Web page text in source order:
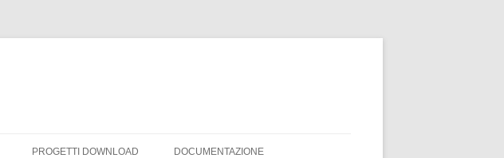
PROGETTI DOWNLOAD DOCUMENTAZIONE